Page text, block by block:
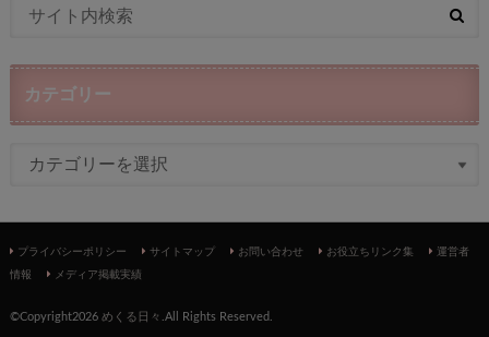
カテゴリー
プライバシーポリシー サイトマップ お問い合わせ お役立ちリンク集 運営者
情報 メディア掲載実績
©Copyright2026 めくる日々 .All Rights Reserved.